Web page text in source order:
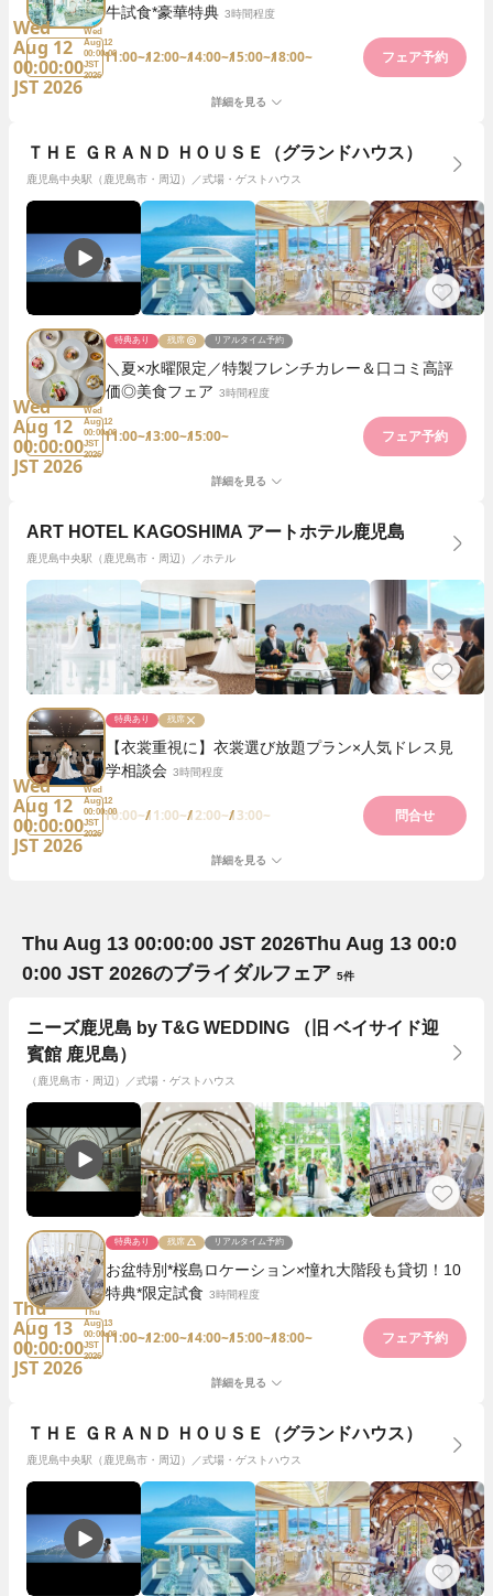
牛試食*豪華特典 3時間程度
Wed
Aug 12
00:00:00
JST 2026
Wed
Aug 12
00:00:00
JST
2026
11:00~12:00~14:00~15:00~18:00~ フェア予約
詳細を見る
ＴＨＥ ＧＲＡＮＤ ＨＯＵＳＥ（グランドハウス）
鹿児島中央駅（鹿児島市・周辺）／式場・ゲストハウス
特典あり 残席 リアルタイム予約
＼夏×水曜限定／特製フレンチカレー＆口コミ高評
価◎美食フェア 3時間程度
Wed
Aug 12
00:00:00
JST 2026
Wed
Aug 12
00:00:00
JST
2026
11:00~13:00~15:00~ フェア予約
詳細を見る
ART HOTEL KAGOSHIMA アートホテル鹿児島
鹿児島中央駅（鹿児島市・周辺）／ホテル
特典あり 残席
【衣裳重視に】衣裳選び放題プラン×人気ドレス見
学相談会 3時間程度
Wed
Aug 12
00:00:00
JST 2026
Wed
Aug 12
00:00:00
JST
2026
10:00~11:00~12:00~13:00~ 問合せ
詳細を見る
Thu Aug 13 00:00:00 JST 2026Thu Aug 13 00:0
0:00 JST 2026のブライダルフェア 5件
ニーズ鹿児島 by T&G WEDDING （旧 ベイサイド迎
賓館 鹿児島）
（鹿児島市・周辺）／式場・ゲストハウス
特典あり 残席 リアルタイム予約
お盆特別*桜島ロケーション×憧れ大階段も貸切！10
特典*限定試食 3時間程度
Thu
Aug 13
00:00:00
JST 2026
Thu
Aug 13
00:00:00
JST
2026
11:00~12:00~14:00~15:00~18:00~ フェア予約
詳細を見る
ＴＨＥ ＧＲＡＮＤ ＨＯＵＳＥ（グランドハウス）
鹿児島中央駅（鹿児島市・周辺）／式場・ゲストハウス